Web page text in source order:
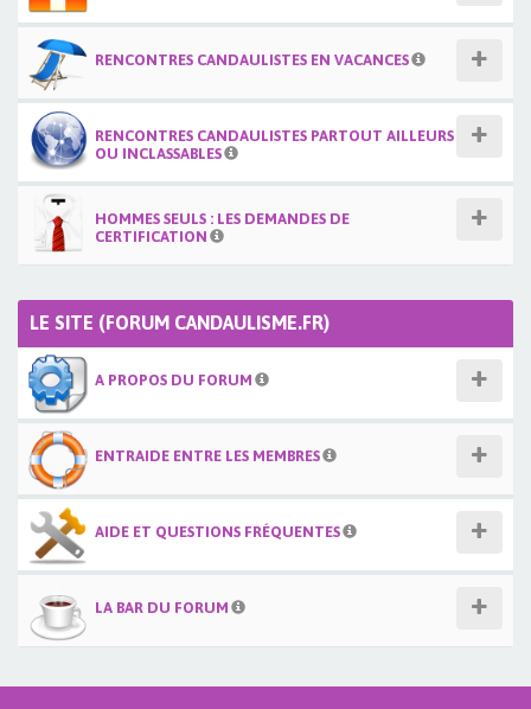
RENCONTRES CANDAULISTES EN VACANCES
RENCONTRES CANDAULISTES PARTOUT AILLEURS
OU INCLASSABLES
HOMMES SEULS : LES DEMANDES DE
CERTIFICATION
LE SITE (FORUM CANDAULISME.FR)
A PROPOS DU FORUM
ENTRAIDE ENTRE LES MEMBRES
AIDE ET QUESTIONS FRÉQUENTES
LA BAR DU FORUM